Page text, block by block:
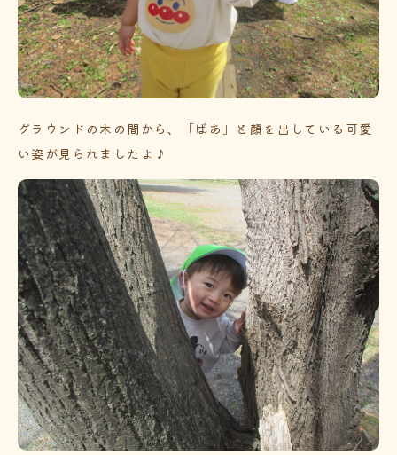
グラウンドの木の間から、「ばあ」と顔を出している可愛
い姿が見られましたよ♪